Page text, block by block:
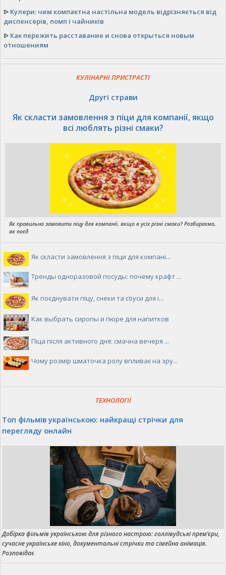
ᐉ Кулери: чим компактна настільна модель відрізняється від
диспенсерів, помп і чайників
ᐉ Как пережить расставание и снова открыться новым
отношениям
КУЛІНАРНІ ПРИСТРАСТІ
Другі страви
Як скласти замовлення з піци для компанії, якщо
всі люблять різні смаки?
Як правильно замовити піцу для компанії, якщо в усіх різні смаки? Розбираємо,
як поєд
Як скласти замовлення з піци для компані...
Тренды одноразовой посуды: почему крафт ...
Як поєднувати піцу, снеки та соуси для і...
Как выбрать сиропы и пюре для напитков
Піца після активного дня: смачна вечеря ...
Чому розмір шматочка ролу впливає на зру...
ТЕХНОЛОГІЇ
Топ фільмів українською: найкращі стрічки для
перегляду онлайн
Добірка фільмів українською для різного настрою: голлівудські прем’єри,
сучасне українське кіно, документальні стрічки та сімейна анімація.
Розповідає